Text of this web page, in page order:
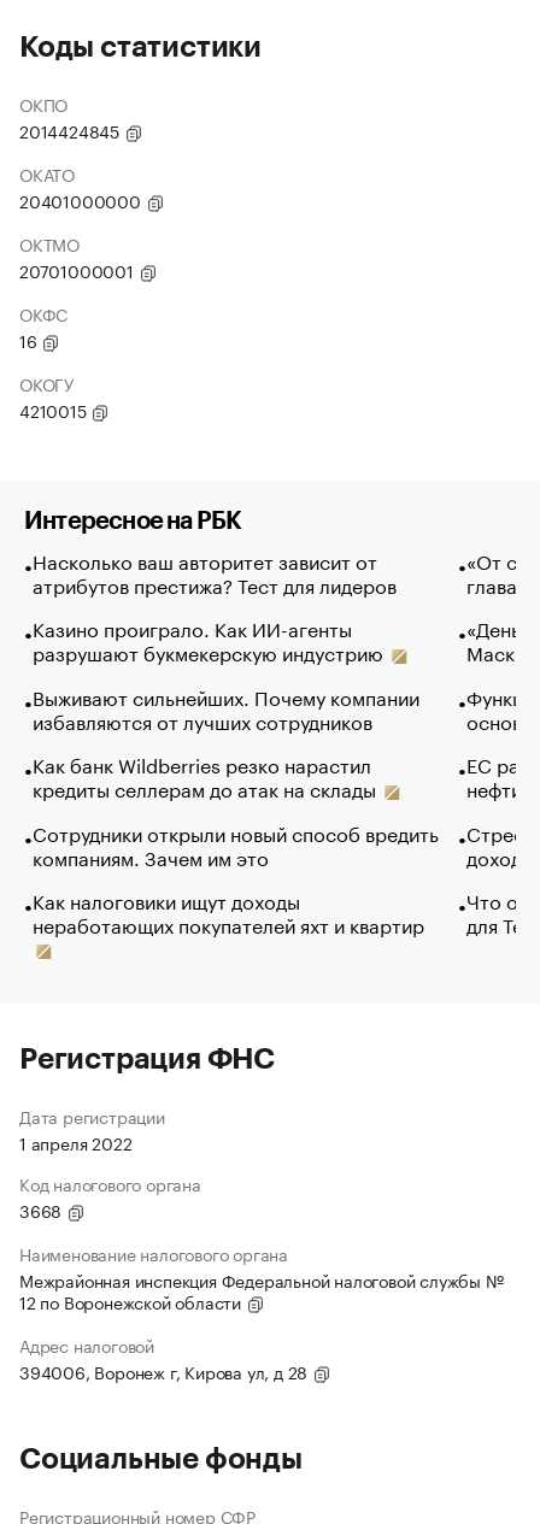
Коды статистики
ОКПО
2014424845
ОКАТО
20401000000
ОКТМО
20701000001
ОКФС
16
ОКОГУ
4210015
Интересное на РБК
Насколько ваш авторитет зависит от
атрибутов престижа? Тест для лидеров
Казино проиграло. Как ИИ-агенты
разрушают букмекерскую индустрию
Выживают сильнейших. Почему компании
избавляются от лучших сотрудников
Как банк Wildberries резко нарастил
кредиты селлерам до атак на склады
Сотрудники открыли новый способ вредить
компаниям. Зачем им это
Как налоговики ищут доходы
неработающих покупателей яхт и квартир
«От
глава
Маск в
основ
ЕС
нефти
Что
для
Регистрация ФНС
Дата регистрации
1 апреля 2022
Код налогового органа
3668
Наименование налогового органа
Межрайонная инспекция Федеральной налоговой службы №
12 по Воронежской области
Адрес налоговой
394006, Воронеж г, Кирова ул, д 28
Социальные фонды
Регистрационный номер СФР